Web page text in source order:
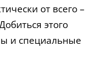
от всего –
этого
и специальные